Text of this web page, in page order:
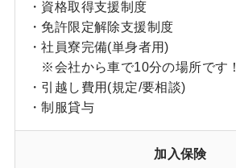
・資格取得支援制度
・免許限定解除支援制度
・社員寮完備(単身者用)
※会社から車で10分の場所です！
・引越し費用(規定/要相談)
・制服貸与
加入保険